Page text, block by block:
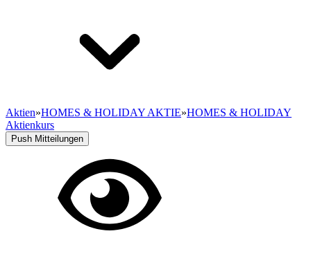
Aktien»HOMES & HOLIDAY AKTIE»HOMES & HOLIDAY
Aktienkurs
Push Mitteilungen